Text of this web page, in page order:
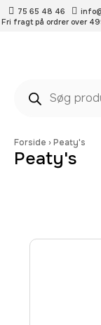
75 65 48 46
Fri fragt på ordrer over
Forside ›Peaty's
Peaty's